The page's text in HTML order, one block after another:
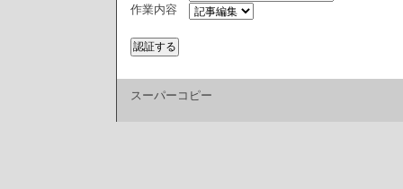
作業内容
スーパーコピー